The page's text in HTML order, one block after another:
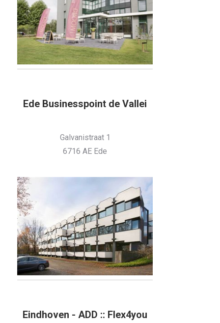
Ede Businesspoint de Vallei
Galvanistraat 1
6716 AE Ede
Eindhoven - ADD :: Flex4you